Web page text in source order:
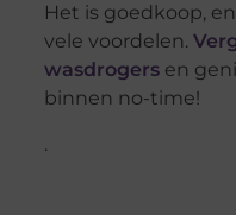
Het is goedkoop,
vele voordelen.
wasdrogersen
binnen no-time!
.